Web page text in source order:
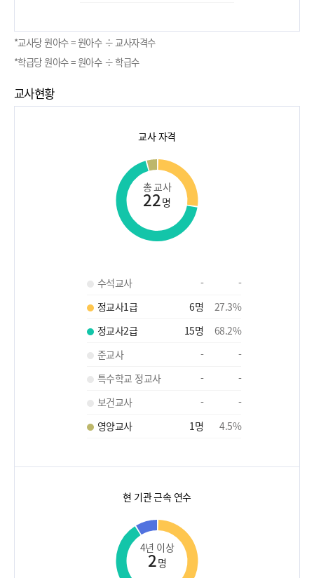
*교사당 원아수 = 원아수 ÷ 교사자격수
*학급당 원아수 = 원아수 ÷ 학급수
교사현황
교사 자격
총 교사
22명
수석교사 -
-
정교사1급
6명 27.3%
정교사2급
15명 68.2%
준교사
-
-
특수학교 정교사
-
-
보건교사
-
-
영양교사
1명 4.5%
현 기관 근속 연수
4년 이상
2명